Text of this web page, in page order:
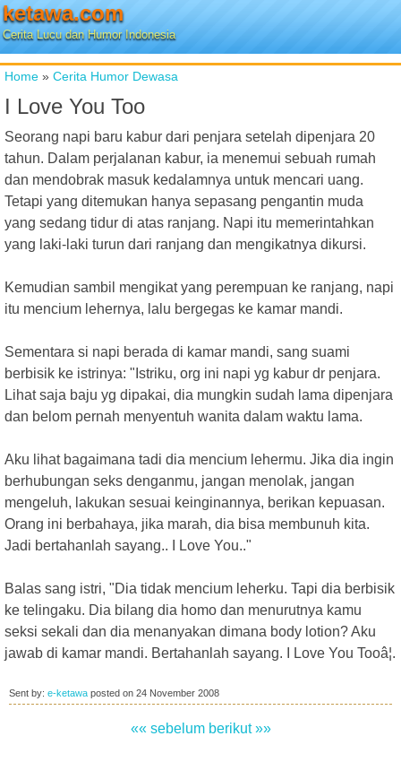
ketawa.com
Cerita Lucu dan Humor Indonesia
Home » Cerita Humor Dewasa
I Love You Too
Seorang napi baru kabur dari penjara setelah dipenjara 20
tahun. Dalam perjalanan kabur, ia menemui sebuah rumah
dan mendobrak masuk kedalamnya untuk mencari uang.
Tetapi yang ditemukan hanya sepasang pengantin muda
yang sedang tidur di atas ranjang. Napi itu memerintahkan
yang laki-laki turun dari ranjang dan mengikatnya dikursi.
Kemudian sambil mengikat yang perempuan ke ranjang, napi
itu mencium lehernya, lalu bergegas ke kamar mandi.
Sementara si napi berada di kamar mandi, sang suami
berbisik ke istrinya: "Istriku, org ini napi yg kabur dr penjara.
Lihat saja baju yg dipakai, dia mungkin sudah lama dipenjara
dan belom pernah menyentuh wanita dalam waktu lama.
Aku lihat bagaimana tadi dia mencium lehermu. Jika dia ingin
berhubungan seks denganmu, jangan menolak, jangan
mengeluh, lakukan sesuai keinginannya, berikan kepuasan.
Orang ini berbahaya, jika marah, dia bisa membunuh kita.
Jadi bertahanlah sayang.. I Love You.."
Balas sang istri, "Dia tidak mencium leherku. Tapi dia berbisik
ke telingaku. Dia bilang dia homo dan menurutnya kamu
seksi sekali dan dia menanyakan dimana body lotion? Aku
jawab di kamar mandi. Bertahanlah sayang. I Love You Tooâ¦.
Sent by: e-ketawa posted on 24 November 2008
«« sebelum berikut »»